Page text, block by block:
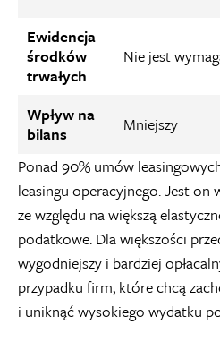
Ewidencja
środków
trwałych
Nie jest
Wpływ na
bilans
Mniejszy
Ponad 90% umów
leasingu operacyjnego. Jest on
ze względu na większą
podatkowe. Dla większości
wygodniejszy i bardziej
przypadku firm, które chcą
i uniknąć wysokiego wydatku